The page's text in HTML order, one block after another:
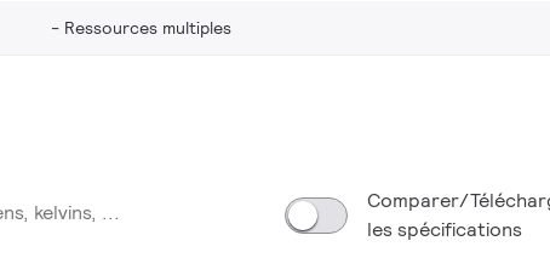
Ressources multiples
Comparer/
les spécifications